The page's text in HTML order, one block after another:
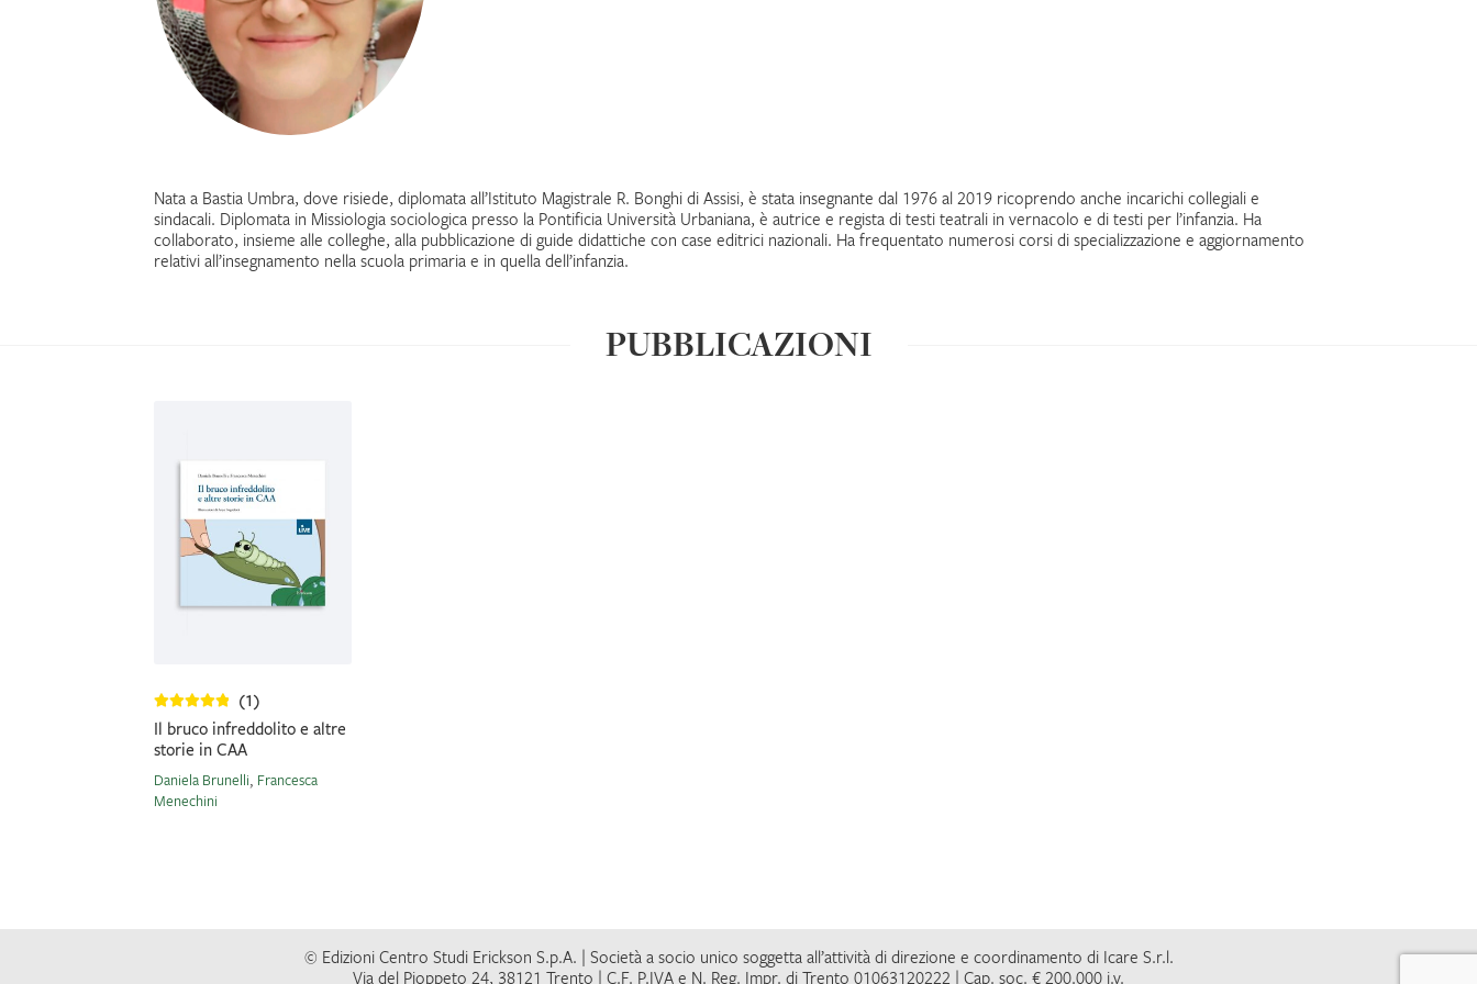
Nata a Bastia Umbra, dove risiede, diplomata all’Istituto Magistrale R. Bonghi di Assisi, è stata insegnante dal 1976 al 2019 ricoprendo anche incarichi collegiali e
sindacali. Diplomata in Missiologia sociologica presso la Pontificia Università Urbaniana, è autrice e regista di testi teatrali in vernacolo e di testi per l’infanzia. Ha
collaborato, insieme alle colleghe, alla pubblicazione di guide didattiche con case editrici nazionali. Ha frequentato numerosi corsi di specializzazione e aggiornamento
relativi all’insegnamento nella scuola primaria e in quella dell’infanzia.
PUBBLICAZIONI
(1)
Il bruco infreddolito e altre
storie in CAA
Daniela Brunelli Francesca
Menechini
© Edizioni Centro Studi Erickson S.p.A. | Società a socio unico soggetta all’attività di direzione e coordinamento di Icare S.r.l.
Via del Pioppeto 24, 38121 Trento | C.F. P.IVA e N. Reg. Impr. di Trento 01063120222 | Cap. soc. € 200.000 i.v.